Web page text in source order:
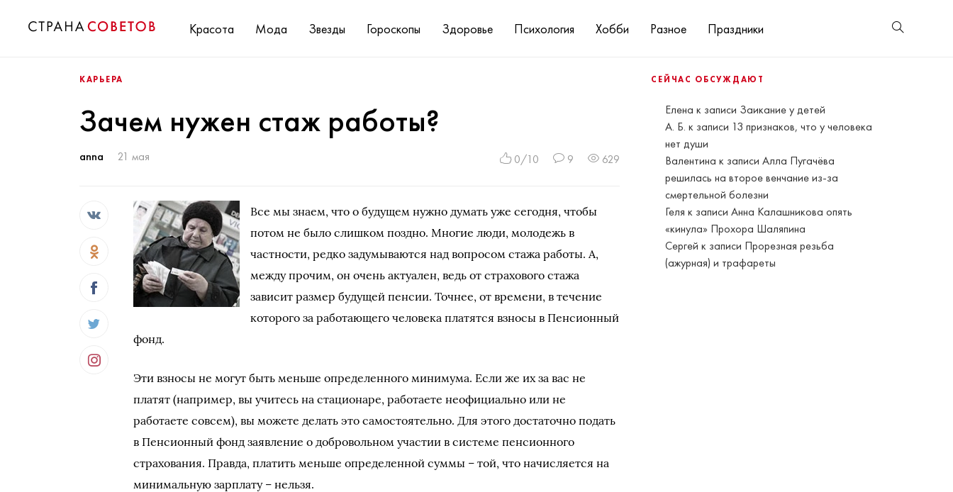
Красота Мода Звезды Гороскопы Здоровье Психология Хобби Разное Праздники
СЕЙЧАС ОБСУЖДАЮТ
Елена к записи Заикание у детей
А. Б. к записи 13 признаков, что у человека
нет души
Валентина к записиАлла Пугачёва
решилась на второе венчание из-за
смертельной болезни
Геля к записиАнна Калашникова опять
«кинула» Прохора Шаляпина
Сергей к записи Прорезная резьба
(ажурная) и трафареты
КАРЬЕРА
Зачем нужен стаж работы?
anna 21 мая 0/10 9 629
Все мы знаем, что о будущем нужно думать уже сегодня, чтобы
потом не было слишком поздно. Многие люди, молодежь в
частности, редко задумываются над вопросом стажа работы. А,
между прочим, он очень актуален, ведь от страхового стажа
зависит размер будущей пенсии. Точнее, от времени, в течение
которого за работающего человека платятся взносы в Пенсионный
фонд.
Эти взносы не могут быть меньше определенного минимума. Если же их за вас не
платят (например, вы учитесь на стационаре, работаете неофициально или не
работаете совсем), вы можете делать это самостоятельно. Для этого достаточно подать
в Пенсионный фонд заявление о добровольном участии в системе пенсионного
страхования. Правда, платить меньше определенной суммы – той, что начисляется на
минимальную зарплату – нельзя.